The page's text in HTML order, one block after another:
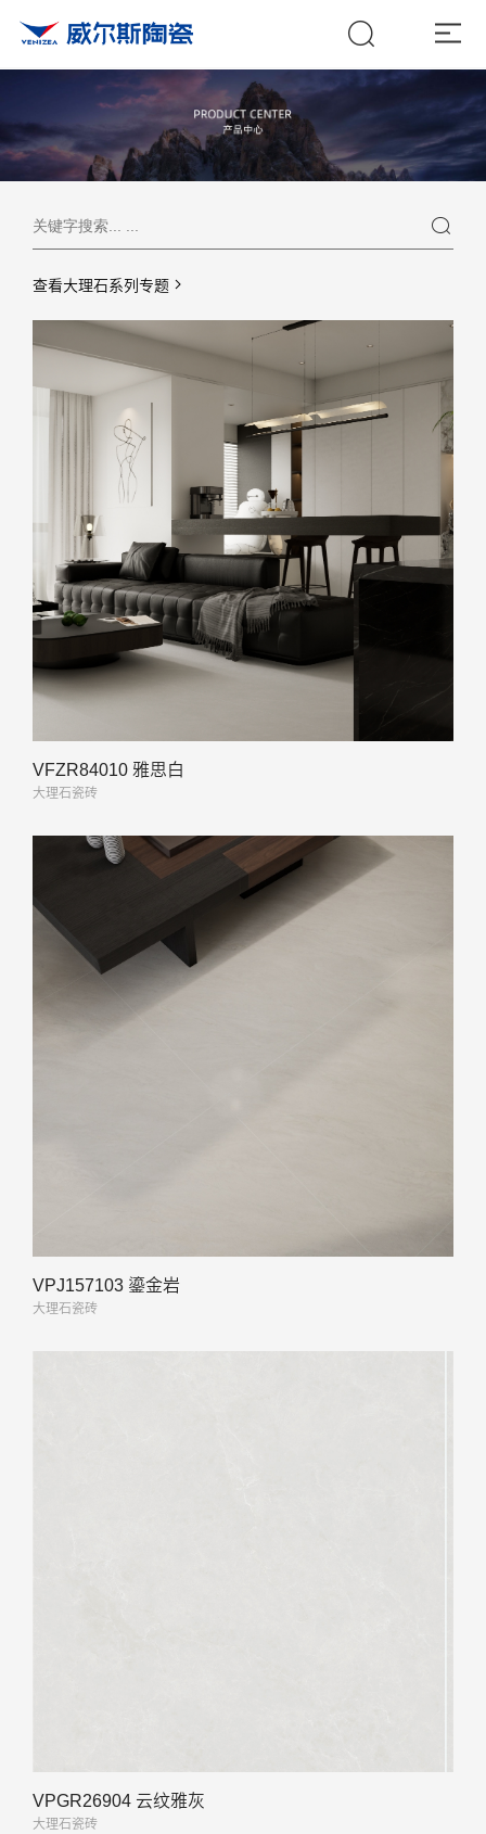
查看大理石系列专题
VFZR84010 雅思白
大理石瓷砖
VPJ157103 鎏金岩
大理石瓷砖
VPGR26904 云纹雅灰
大理石瓷砖